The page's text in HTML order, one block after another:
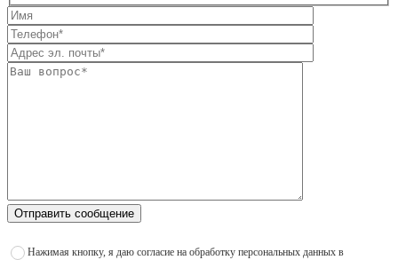
Отправить сообщение
Нажимая кнопку, я даю согласие на обработку персональных данных в